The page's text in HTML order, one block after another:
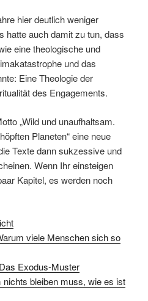
hier deutlich weniger
hatte auch damit zu tun, dass
eine theologische und
und das
Eine Theologie der
des Engagements.
„Wild und unaufhaltsam.
Planeten“ eine neue
Texte dann sukzessive und
Wenn Ihr einsteigen
Kapitel, es werden noch
viele Menschen sich so
Exodus-Muster
nichts bleiben muss, wie es ist